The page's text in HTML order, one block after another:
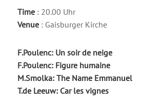
Time : 20.00 Uhr
Venue : Gaisburger Kirche
F.Poulenc: Un soir de neige
F.Poulenc: Figure humaine
M.Smolka: The Name Emmanuel
T.de Leeuw: Car les vignes